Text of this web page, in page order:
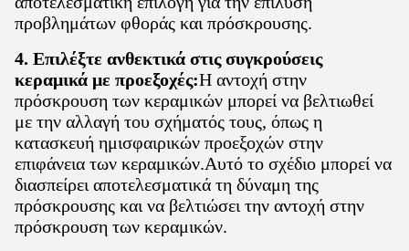
προβλημάτων φθοράς και πρόσκρουσης.
4. Επιλέξτε ανθεκτικά στις συγκρούσεις
κεραμικά με προεξοχές:Η αντοχή στην
πρόσκρουση των κεραμικών μπορεί να βελτιωθεί
με την αλλαγή του σχήματός τους, όπως η
κατασκευή ημισφαιρικών προεξοχών στην
επιφάνεια των κεραμικών.Αυτό το σχέδιο μπορεί να
διασπείρει αποτελεσματικά τη δύναμη της
πρόσκρουσης και να βελτιώσει την αντοχή στην
πρόσκρουση των κεραμικών.